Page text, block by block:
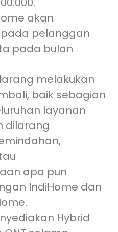
akan
pelanggan
pada bulan
melakukan
baik sebagian
layanan
dilarang
apa pun
IndiHome dan
Hybrid